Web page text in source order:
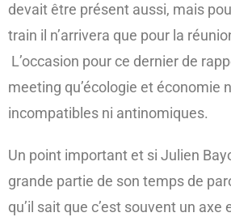
devait être présent aussi, mais
train il n’arrivera que pour la
L’occasion pour ce dernier de
meeting qu’écologie et économie
incompatibles ni antinomiques.
Un point important et si Julien
grande partie de son temps de
qu’il sait que c’est souvent un axe